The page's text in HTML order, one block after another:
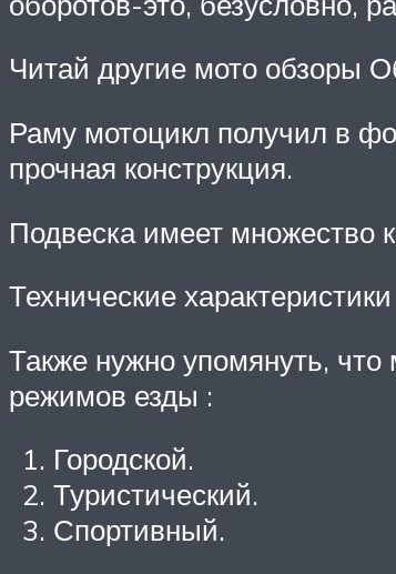
Читай другие мото обзоры
Раму мотоцикл получил в
прочная конструкция.
Подвеска имеет множество
Технические
Также нужно упомянуть, что
режимов езды :
Городской.
Туристический.
Спортивный.